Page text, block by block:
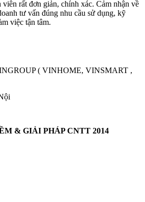
rất đơn giản, chính xác. Cảm nhận về
tư vấn đúng nhu cầu sử dụng, kỹ
việc tận tâm.
( VINHOME, VINSMART ,
& GIẢI PHÁP CNTT 2014